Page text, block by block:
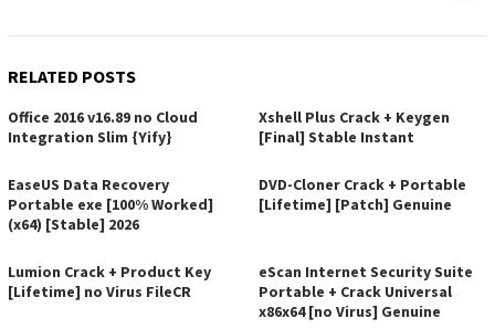
RELATED POSTS
Office 2016 v16.89 no Cloud
Integration Slim {Yify}
Xshell Plus Crack + Keygen
[Final] Stable Instant
EaseUS Data Recovery
Portable exe [100% Worked]
(x64) [Stable] 2026
DVD-Cloner Crack + Portable
[Lifetime] [Patch] Genuine
Lumion Crack + Product Key
[Lifetime] no Virus FileCR
eScan Internet Security Suite
Portable + Crack Universal
x86x64 [no Virus] Genuine